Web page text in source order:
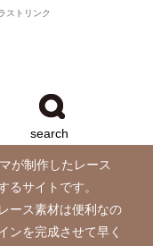
ストリンク
search
が制作したレース
るサイトです。
ース素材は便利なの
ンを完成させて早く